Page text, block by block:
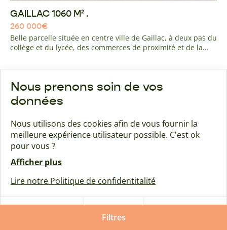
Filtres
GAILLAC 1060 M² .
260 000€
Belle parcelle située en centre ville de Gaillac, à deux pas du
collège et du lycée, des commerces de proximité et de la
pour l'hyper centre de gaillac à 10 minutes à pied.
Maison + terrain Bernac
Nous prenons soin de vos
données
Nous utilisons des cookies afin de vous fournir la
meilleure expérience utilisateur possible. C'est ok
pour vous ?
Afficher plus
Lire notre Politique de confidentitalité
Paramétrer